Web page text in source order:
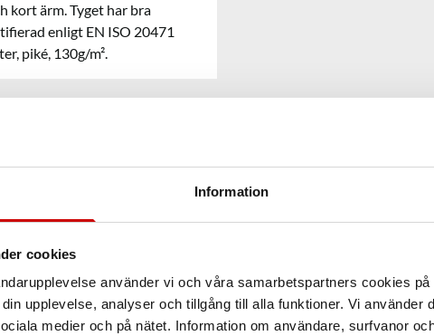
Information
cookies
använder vi och våra samarbetspartners cookies
upplevelse, analyser och tillgång till alla funktioner. Vi använder
medier och på nätet. Information om användare, surfvanor
kort ärm. Tyget har bra
enligt EN ISO 20471
piké, 130g/m².